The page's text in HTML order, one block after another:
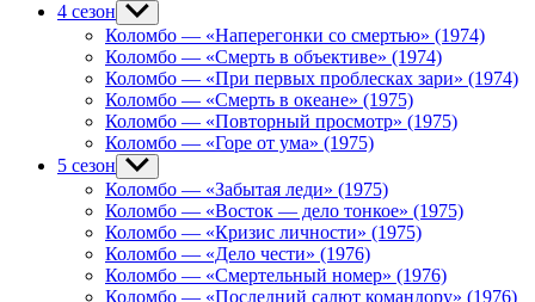
4 сезон Show
sub
menu
Коломбо — «Наперегонки со смертью» (1974)
Коломбо — «Смерть в объективе» (1974)
Коломбо — «При первых проблесках зари» (1974)
Коломбо — «Смерть в океане» (1975)
Коломбо — «Повторный просмотр» (1975)
Коломбо — «Горе от ума» (1975)
5 сезон Show
sub
menu
Коломбо — «Забытая леди» (1975)
Коломбо — «Восток — дело тонкое» (1975)
Коломбо — «Кризис личности» (1975)
Коломбо — «Дело чести» (1976)
Коломбо — «Смертельный номер» (1976)
Коломбо — «Последний салют командору» (1976)